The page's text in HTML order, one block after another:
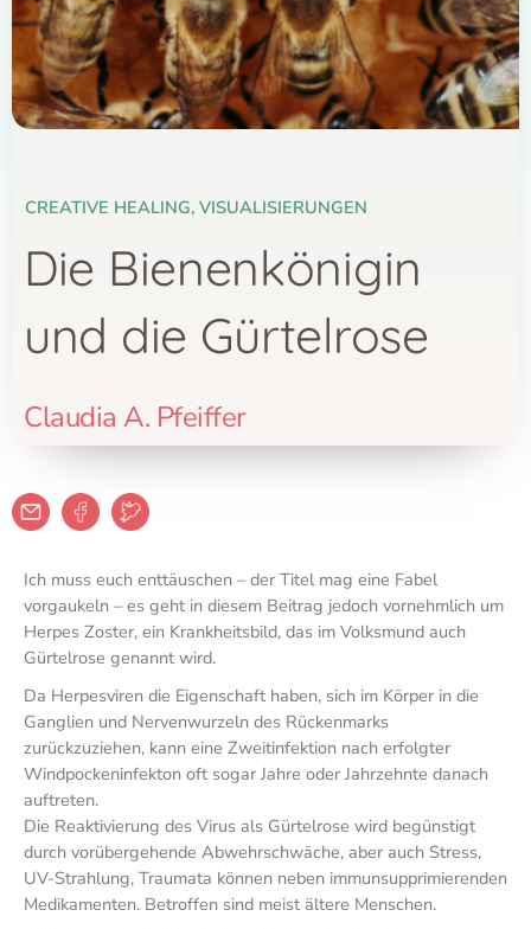
CREATIVE HEALING, VISUALISIERUNGEN
Die Bienenkönigin
und die Gürtelrose
Claudia A. Pfeiffer
Ich muss euch enttäuschen – der Titel mag eine Fabel
vorgaukeln – es geht in diesem Beitrag jedoch vornehmlich um
Herpes Zoster, ein Krankheitsbild, das im Volksmund auch
Gürtelrose genannt wird.
Da Herpesviren die Eigenschaft haben, sich im Körper in die
Ganglien und Nervenwurzeln des Rückenmarks
zurückzuziehen, kann eine Zweitinfektion nach erfolgter
Windpockeninfekton oft sogar Jahre oder Jahrzehnte danach
auftreten.
Die Reaktivierung des Virus als Gürtelrose wird begünstigt
durch vorübergehende Abwehrschwäche, aber auch Stress,
UV-Strahlung, Traumata können neben immunsupprimierenden
Medikamenten. Betroffen sind meist ältere Menschen.